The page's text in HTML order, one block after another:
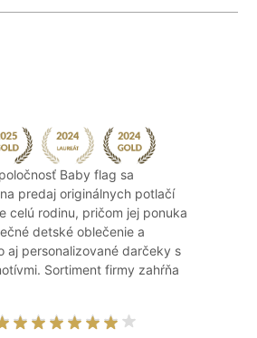
Baby flag sa
predaj originálnych potlačí
celú rodinu, pričom jej ponuka
detské oblečenie a
aj personalizované darčeky s
Sortiment firmy zahŕňa